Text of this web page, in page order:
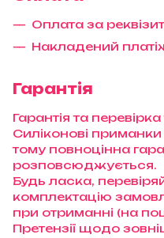
Оплата за
Накладений
Гарантія
Гарантія та
Силіконові
тому повноцінна
розповсюджується.
Будь ласка,
комплектацію
при отриманні (на
Претензії щодо